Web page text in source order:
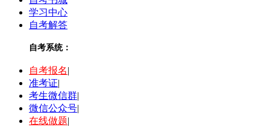
学习中心
自考解答
自考系统：
自考报名|
准考证|
考生微信群|
微信公众号|
在线做题|